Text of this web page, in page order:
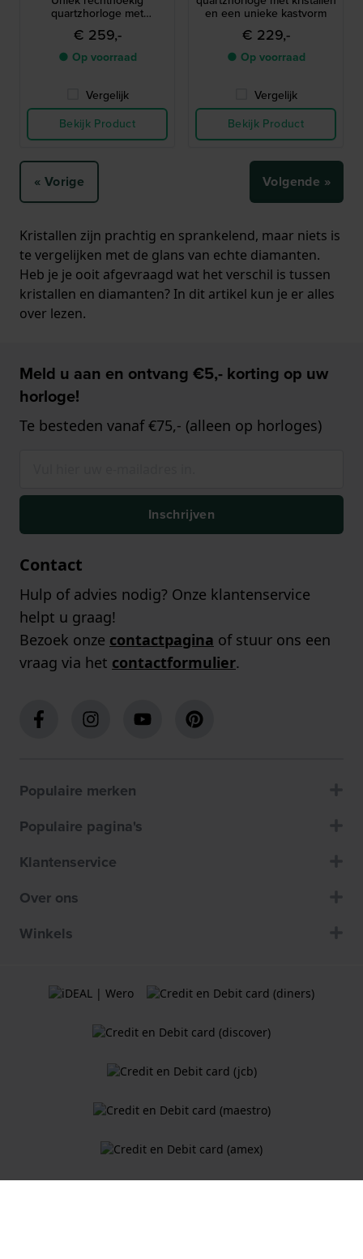
quartzhorloge met
springend uur en kristallen
€ 259,-
● Op voorraad
Vergelijk
Bekijk Product
en een unieke kastvorm
€ 229,-
● Op voorraad
Vergelijk
Bekijk Product
« Vorige Volgende »
Kristallen zijn prachtig en sprankelend, maar niets is
te vergelijken met de glans van echte diamanten.
Heb je je ooit afgevraagd wat het verschil is tussen
kristallen en diamanten? In dit artikel kun je er alles
over lezen.
Meld u aan en ontvang €5,- korting op uw
horloge!
Te besteden vanaf €75,- (alleen op horloges)
Inschrijven
Contact
Hulp of advies nodig? Onze klantenservice
helpt u graag!
Bezoek onze contactpagina of stuur ons een
vraag via het contactformulier.
Populaire merken
Populaire pagina's
Klantenservice
Over ons
Winkels